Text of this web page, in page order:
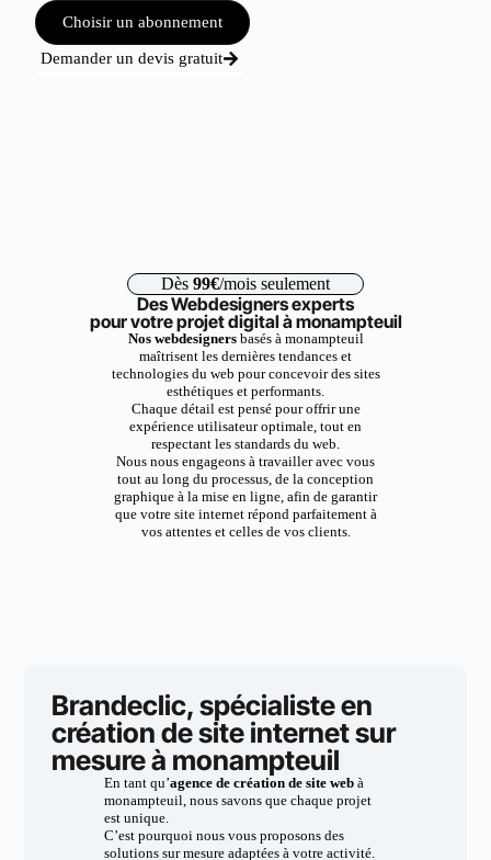
Choisir un abonnement
Demander un devis gratuit
Dès 99€/mois seulement
Des Webdesigners experts
pour votre projet digital à monampteuil
Nos webdesignersbasés à monampteuil
maîtrisent les dernières tendances et
technologies du web pour concevoir des sites
esthétiques et performants.
Chaque détail est pensé pour offrir une
expérience utilisateur optimale, tout en
respectant les standards du web.
Nous nous engageons à travailler avec vous
tout au long du processus, de la conception
graphique à la mise en ligne, afin de garantir
que votre site internet répond parfaitement à
vos attentes et celles de vos clients.
Brandeclic, spécialiste en
création de site internet sur
mesure à monampteuil
En tant qu’agence de création de site webà
monampteuil, nous savons que chaque projet
est unique.
C’est pourquoi nous vous proposons des
solutions sur mesure adaptées à votre activité.